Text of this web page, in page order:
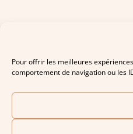
Pour offrir les meilleures
comportement de navigation ou les